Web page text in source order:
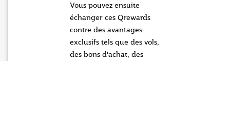
Vous pouvez ensuite
échanger ces Qrewards
contre des avantages
exclusifs tels que des vols,
des bons d'achat, des